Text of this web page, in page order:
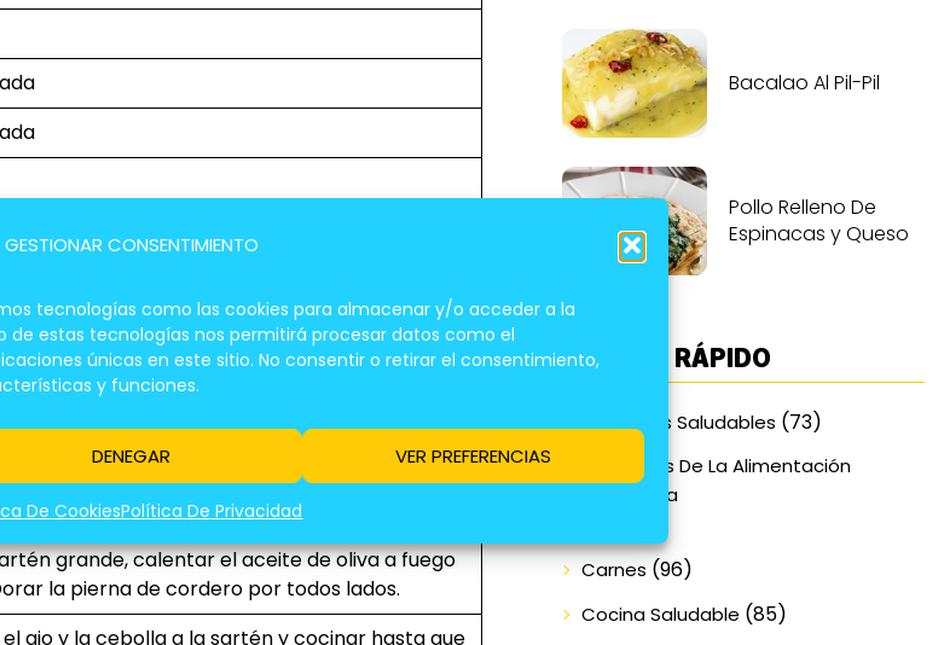
GESTIONAR CONSENTIMIENTO
tecnologías como las cookies para almacenar y/o acceder a la
de estas tecnologías nos permitirá procesar datos como el
únicas en este sitio. No consentir o retirar el consentimiento,
y funciones.
DENEGAR VER PREFERENCIAS
De CookiesPolítica De Privacidad
Descripción
el horno a 180°C.
pierna de cordero con sal y pimienta por
grande, calentar el aceite de oliva a fuego
la pierna de cordero por todos lados.
ajo y la cebolla a la sartén y cocinar hasta que
Bacalao Al Pil-Pil
Pollo Relleno De
Espinacas y Queso
ACCESO RÁPIDO
Alimentos Saludables (73)
Beneficios De La Alimentación
Equilibrada
Carnes (96)
Cocina Saludable (85)